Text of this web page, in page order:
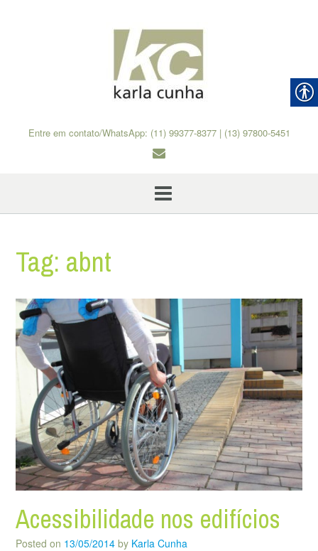
Entre em contato/WhatsApp: (11) 99377-8377 | (13) 97800-5451
Tag: abnt
Acessibilidade nos edifícios
Posted on 13/05/2014 by Karla Cunha